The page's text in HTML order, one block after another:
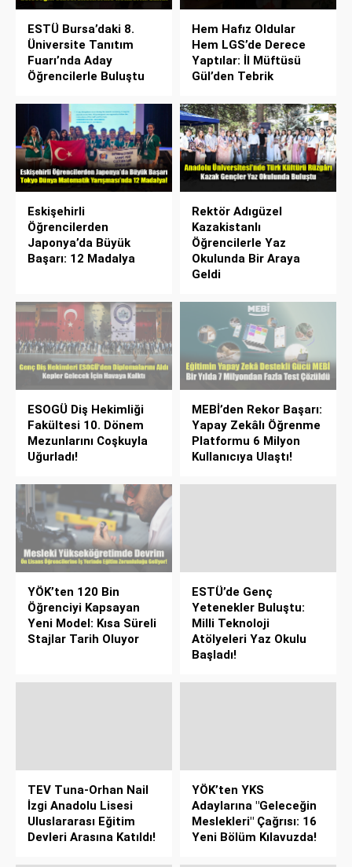
ESTÜ Bursa’daki 8.
Üniversite Tanıtım
Fuarı’nda Aday
Öğrencilerle Buluştu
Hem Hafız Oldular
Hem LGS’de Derece
Yaptılar: İl Müftüsü
Gül’den Tebrik
Eskişehirli
Öğrencilerden
Japonya’da Büyük
Başarı: 12 Madalya
Rektör Adıgüzel
Kazakistanlı
Öğrencilerle Yaz
Okulunda Bir Araya
Geldi
ESOGÜ Diş Hekimliği
Fakültesi 10. Dönem
Mezunlarını Coşkuyla
Uğurladı!
MEBİ’den Rekor Başarı:
Yapay Zekâlı Öğrenme
Platformu 6 Milyon
Kullanıcıya Ulaştı!
YÖK’ten 120 Bin
Öğrenciyi Kapsayan
Yeni Model: Kısa Süreli
Stajlar Tarih Oluyor
ESTÜ’de Genç
Yetenekler Buluştu:
Milli Teknoloji
Atölyeleri Yaz Okulu
Başladı!
TEV Tuna-Orhan Nail
İzgi Anadolu Lisesi
Uluslararası Eğitim
Devleri Arasına Katıldı!
YÖK’ten YKS
Adaylarına "Geleceğin
Meslekleri" Çağrısı: 16
Yeni Bölüm Kılavuzda!